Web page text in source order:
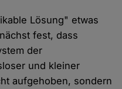
Lösung" etwas
fest, dass
der
und kleiner
aufgehoben, sondern